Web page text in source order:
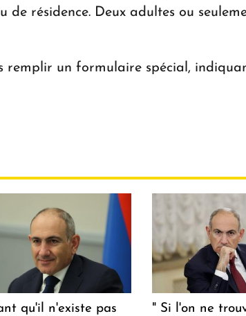
de résidence. Deux adultes ou
remplir un formulaire spécial,
qu'il n'existe pas
" Si l'on ne